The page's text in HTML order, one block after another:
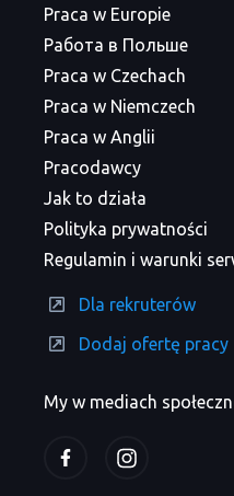
My w mediach
Praca w Europie
Работа в Польше
Praca w Czechach
Praca w Niemczech
Praca w Anglii
Pracodawcy
Jak to działa
Polityka prywatności
Regulamin i warunki
Dla rekruterów
Dodaj ofertę pracy